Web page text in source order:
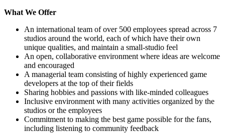
What We Offer
An international team of over 500 employees spread across 7
studios around the world, each of which have their own
unique qualities, and maintain a small-studio feel
An open, collaborative environment where ideas are welcome
and encouraged
A managerial team consisting of highly experienced game
developers at the top of their fields
Sharing hobbies and passions with like-minded colleagues
Inclusive environment with many activities organized by the
studios or the employees
Commitment to making the best game possible for the fans,
including listening to community feedback